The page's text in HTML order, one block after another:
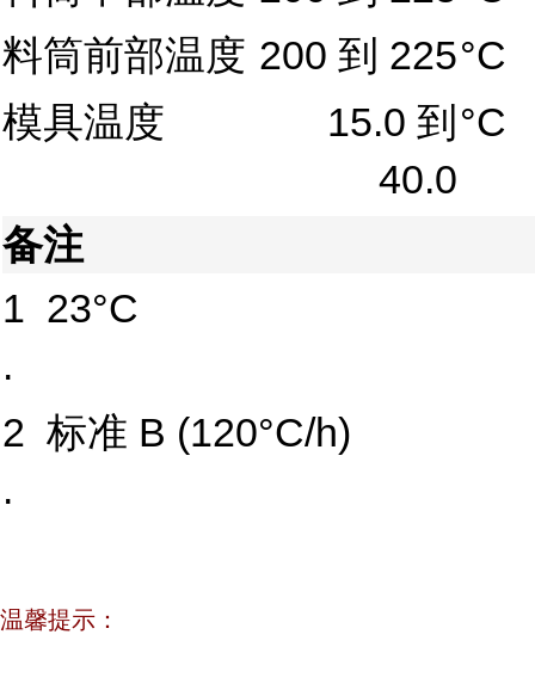
料筒前部温度 200 到 225°C
模具温度
15.0 到
40.0
°C
备注
1
.
23°C
2
.
标准 B (120°C/h)
温馨提示：